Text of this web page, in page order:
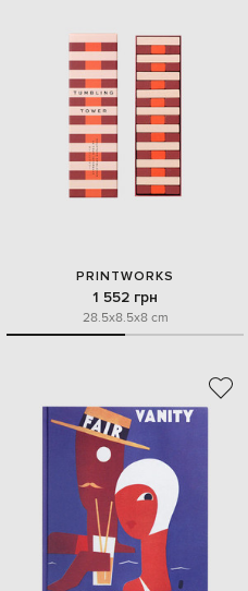
PRINTWORKS
1 552 грн
28.5x8.5x8 cm